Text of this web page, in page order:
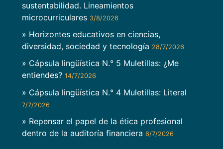
sustentabilidad. Lineamientos
microcurriculares 3/8/2026
» Horizontes educativos en ciencias,
diversidad, sociedad y tecnología 28/7/2026
» Cápsula lingüística N.° 5 Muletillas: ¿Me
entiendes? 14/7/2026
» Cápsula lingüística N.° 4 Muletillas: Literal
7/7/2026
» Repensar el papel de la ética profesional
dentro de la auditoría financiera 6/7/2026